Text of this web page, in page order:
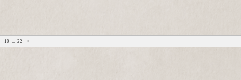
10 ... 22 >